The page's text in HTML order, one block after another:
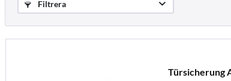
Filtrera
Türsicherung